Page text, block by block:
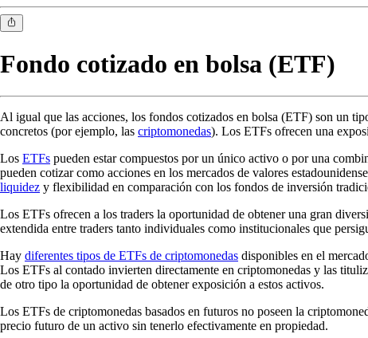
Fondo cotizado en bolsa (ETF)
Al igual que las acciones, los fondos cotizados en bolsa (ETF) son un
concretos (por ejemplo, las criptomonedas). Los ETFs ofrecen una
Los ETFs pueden estar compuestos por un único activo o por una
pueden cotizar como acciones en los mercados de valores
liquidez y flexibilidad en comparación con los fondos de inversión
Los ETFs ofrecen a los traders la oportunidad de obtener una gran
extendida entre traders tanto individuales como institucionales que
Hay diferentes tipos de ETFs de criptomonedas disponibles en el
Los ETFs al contado invierten directamente en criptomonedas y las
de otro tipo la oportunidad de obtener exposición a estos activos.
Los ETFs de criptomonedas basados en futuros no poseen la
precio futuro de un activo sin tenerlo efectivamente en propiedad.